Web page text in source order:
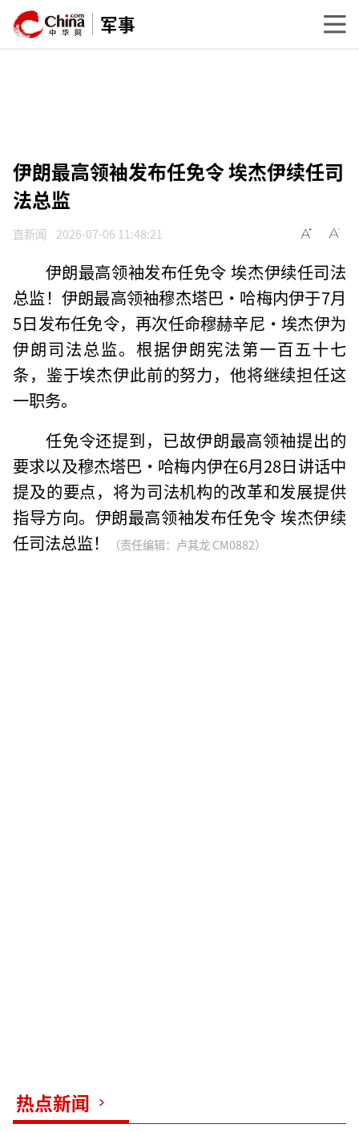
军事
伊朗最高领袖发布任免令 埃杰伊续任司
法总监
直新闻 2026-07-06 11:48:21
伊朗最高领袖发布任免令 埃杰伊续任司法
总监！伊朗最高领袖穆杰塔巴·哈梅内伊于7月
5日发布任免令，再次任命穆赫辛尼·埃杰伊为
伊朗司法总监。根据伊朗宪法第一百五十七
条，鉴于埃杰伊此前的努力，他将继续担任这
一职务。
任免令还提到，已故伊朗最高领袖提出的
要求以及穆杰塔巴·哈梅内伊在6月28日讲话中
提及的要点，将为司法机构的改革和发展提供
指导方向。伊朗最高领袖发布任免令 埃杰伊续
任司法总监！
（责任编辑：卢其龙 CM0882）
热点新闻